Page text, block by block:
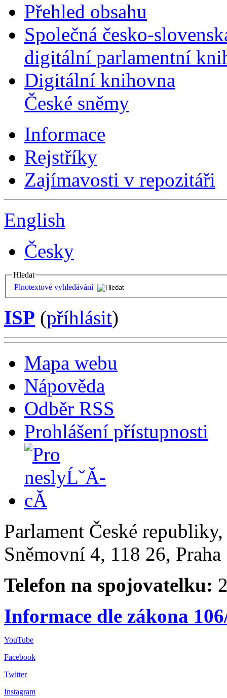
Přehled obsahu
Společná česko-
digitální parlamentní
Digitální knihovna
České sněmy
Informace
Rejstříky
Zajímavosti v repozitáři
English
Česky
Hledat
Plnotextové vyhledávání
ISP (příhlásit)
Mapa webu
Nápověda
Odběr RSS
Prohlášení přístupnosti
Parlament České
Sněmovní 4, 118 26,
Telefon na spojovatelku:
Informace dle zákona
YouTube
Facebook
Twitter
Instagram